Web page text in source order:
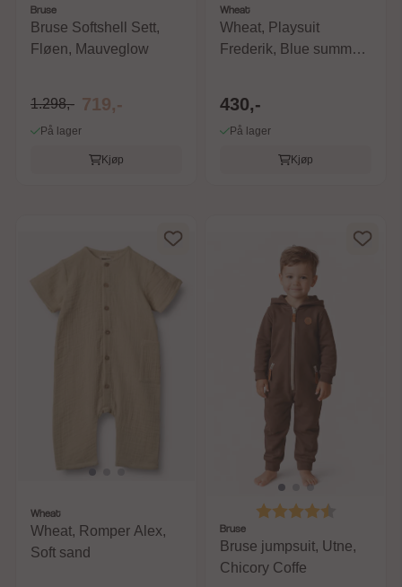
Bruse
Bruse Softshell Sett,
Fløen, Mauveglow
1.298,- 719,-
På lager
Kjøp
Wheat
Wheat, Playsuit
Frederik, Blue summer
430,-
På lager
Kjøp
Wheat
Wheat, Romper Alex,
Soft sand
Karakter:
Bruse
Bruse jumpsuit, Utne,
Chicory Coffe